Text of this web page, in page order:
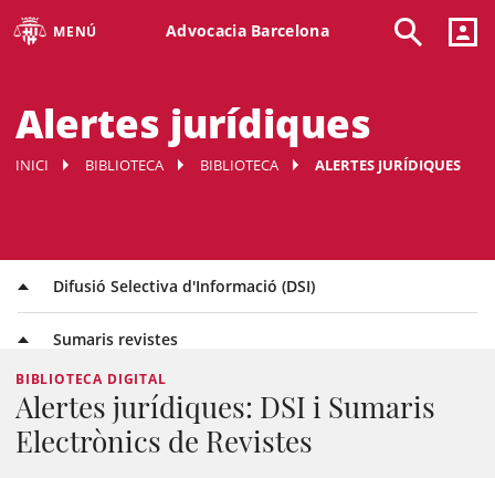
MENÚ Advocacia Barcelona
Alertes jurídiques
INICI BIBLIOTECA BIBLIOTECA ALERTES JURÍDIQUES
Difusió Selectiva d'Informació (DSI)
Sumaris revistes
BIBLIOTECA DIGITAL
Alertes jurídiques: DSI i Sumaris
Electrònics de Revistes